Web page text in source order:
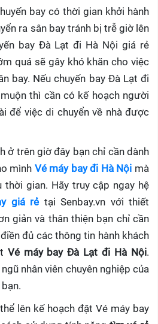
bay có thời gian khởi hành
ra sân bay tránh bị trễ giờ lên
bay Đà Lạt đi Hà Nội giá rẻ
quá sẽ gây khó khăn cho việc
bay. Nếu chuyến bay Đà Lạt đi
thì cần có kế hoạch người
để việc di chuyển về nhà được
ở trên giờ đây bạn chỉ cần dành
mình Vé máy bay đi Hà Nội mà
thời gian. Hãy truy cập ngay hệ
giá rẻ tại Senbay.vn với thiết
giản và thân thiện bạn chỉ cần
đủ các thông tin hành khách
Vé máy bay Đà Lạt đi Hà Nội.
nhân viên chuyên nghiệp của
lên kế hoạch đặt Vé máy bay